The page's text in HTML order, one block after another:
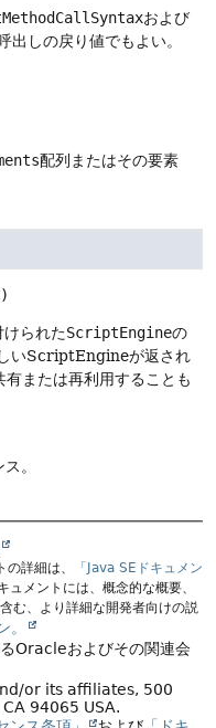
および
出しの戻り値でもよい。
配列またはその要素
けられたScriptEngineの
いScriptEngineが返され
または再利用することも
。
詳細は、
「Java SEドキュメン
ュメントには、概念的な概要、
む、より詳細な開発者向けの説
。
Oracleおよびその関連会
or its affiliates, 500
94065 USA.